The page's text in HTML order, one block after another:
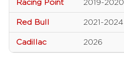
Racing Point 2019-2020
Red Bull 2021-2024
Cadillac 2026